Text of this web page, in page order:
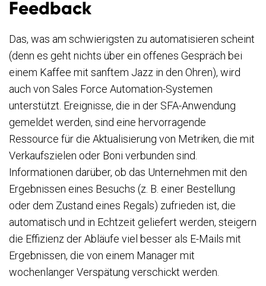
Feedback
Das, was am schwierigsten zu automatisieren scheint
(denn es geht nichts über ein offenes Gespräch bei
einem Kaffee mit sanftem Jazz in den Ohren), wird
auch von Sales Force Automation-Systemen
unterstützt. Ereignisse, die in der SFA-Anwendung
gemeldet werden, sind eine hervorragende
Ressource für die Aktualisierung von Metriken, die mit
Verkaufszielen oder Boni verbunden sind.
Informationen darüber, ob das Unternehmen mit den
Ergebnissen eines Besuchs (z. B. einer Bestellung
oder dem Zustand eines Regals) zufrieden ist, die
automatisch und in Echtzeit geliefert werden, steigern
die Effizienz der Abläufe viel besser als E-Mails mit
Ergebnissen, die von einem Manager mit
wochenlanger Verspätung verschickt werden.